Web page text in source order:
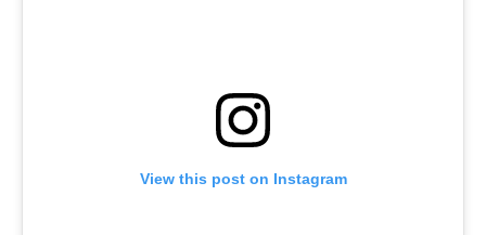
View this post on Instagram